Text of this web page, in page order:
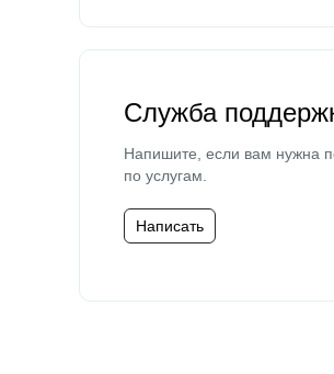
Служба
Напишите, если вам нужна
по услугам.
Написать